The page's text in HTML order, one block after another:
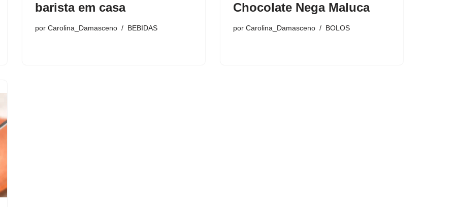
barista em casa
por Carolina_Damasceno BEBIDAS
Chocolate Nega Maluca
por Carolina_Damasceno BOLOS